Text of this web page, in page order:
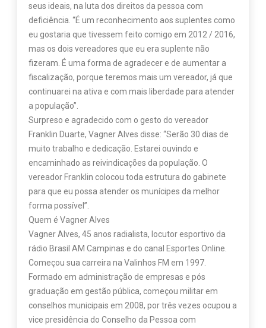
seus ideais, na luta dos direitos da pessoa com
deficiência. “É um reconhecimento aos suplentes como
eu gostaria que tivessem feito comigo em 2012 / 2016,
mas os dois vereadores que eu era suplente não
fizeram. É uma forma de agradecer e de aumentar a
fiscalização, porque teremos mais um vereador, já que
continuarei na ativa e com mais liberdade para atender
a população”.
Surpreso e agradecido com o gesto do vereador
Franklin Duarte, Vagner Alves disse: “Serão 30 dias de
muito trabalho e dedicação. Estarei ouvindo e
encaminhado as reivindicações da população. O
vereador Franklin colocou toda estrutura do gabinete
para que eu possa atender os munícipes da melhor
forma possível”.
Quem é Vagner Alves
Vagner Alves, 45 anos radialista, locutor esportivo da
rádio Brasil AM Campinas e do canal Esportes Online.
Começou sua carreira na Valinhos FM em 1997.
Formado em administração de empresas e pós
graduação em gestão pública, começou militar em
conselhos municipais em 2008, por três vezes ocupou a
vice presidência do Conselho da Pessoa com